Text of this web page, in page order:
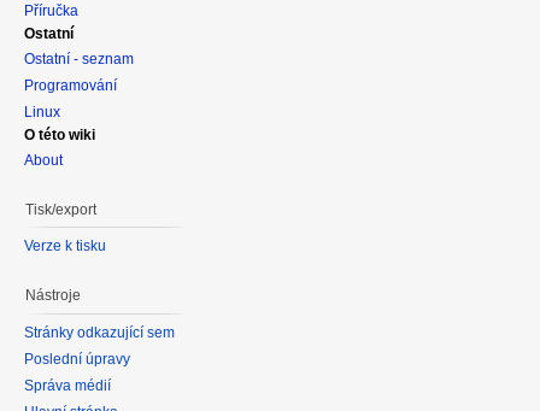
Příručka
Ostatní
Ostatní - seznam
Programování
Linux
O této wiki
About
Tisk/export
Verze k tisku
Nástroje
Stránky odkazující sem
Poslední úpravy
Správa médií